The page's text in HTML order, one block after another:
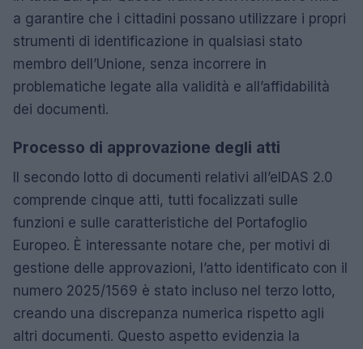
a garantire che i cittadini possano utilizzare i propri
strumenti di identificazione in qualsiasi stato
membro dell’Unione, senza incorrere in
problematiche legate alla validità e all’affidabilità
dei documenti.
Processo di approvazione degli atti
Il secondo lotto di documenti relativi all’eIDAS 2.0
comprende cinque atti, tutti focalizzati sulle
funzioni e sulle caratteristiche del Portafoglio
Europeo. È interessante notare che, per motivi di
gestione delle approvazioni, l’atto identificato con il
numero 2025/1569 è stato incluso nel terzo lotto,
creando una discrepanza numerica rispetto agli
altri documenti. Questo aspetto evidenzia la